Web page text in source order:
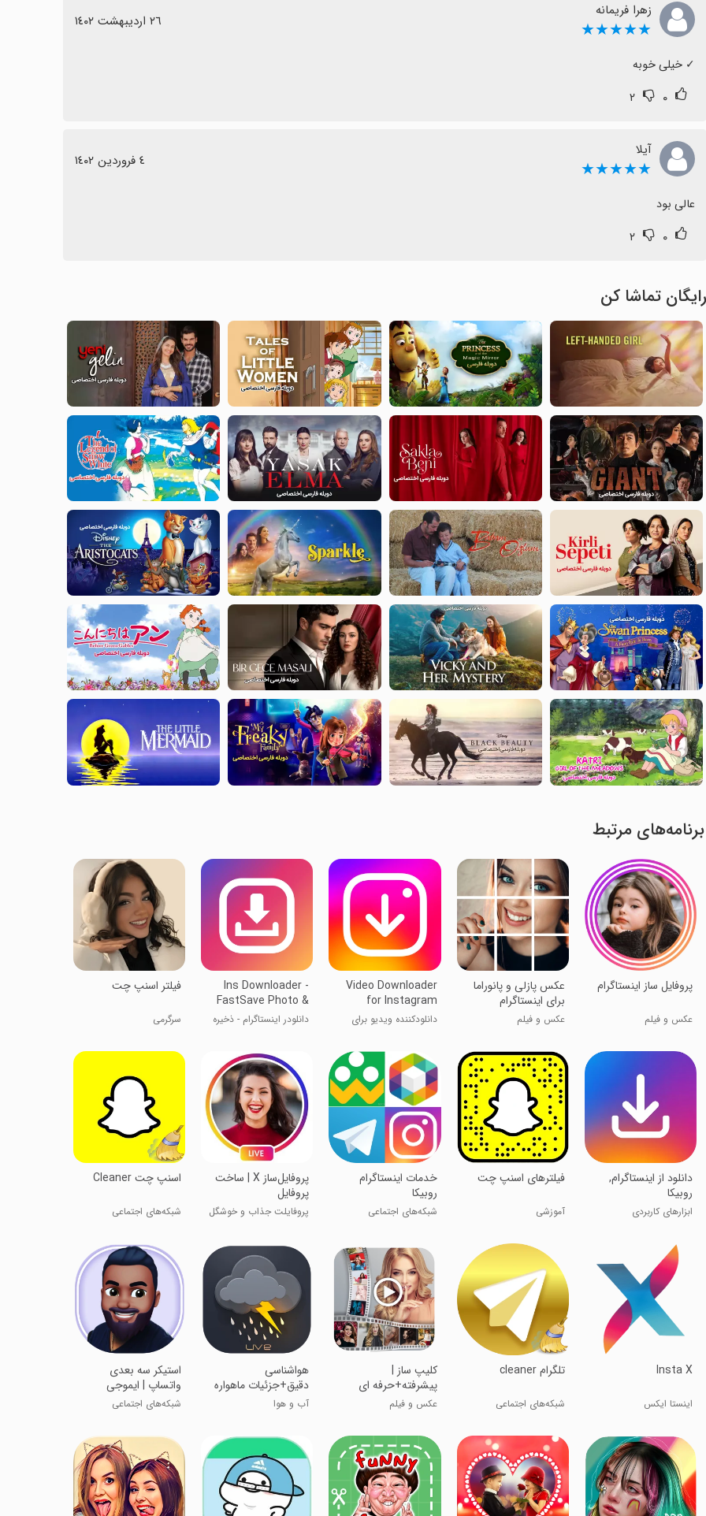
زهرا فریمانه
★★★★★ ٢٦ اردیبهشت ١٤٠٢
‏✓ خیلی خوبه
۰ ۲
آیلا
★★★★★ ٤ فروردین ١٤٠٢
عالی بود
۰ ۲
رایگان تماشا کن
برنامه‌های مرتبط
پروفایل ساز اینستاگرام
عکس و فیلم
عکس پازلی و پانوراما
برای اینستاگرام
عکس و فیلم
Video Downloader
for Instagram
دانلودکننده ویدیو برای
Ins Downloader -
FastSave Photo &
Video
دانلودر اینستاگرام - ذخیره
‏‏فیلتر اسنپ چت
سرگرمی
‏‏‏‏‏‏‏‏‏‏‏‏‏‏‏‏‏‏‏‏‏‏دانلود از اینستاگرام,
روبیکا
ابزارهای کاربردی
فیلترهای اسنپ چت
آموزشی
‏‏‏‏‏‏خدمات اینستاگرام
روبیکا
شبکه‌های اجتماعی
‏‏پروفایل‌ساز X | ساخت
پروفایل
پروفایلت جذاب و خوشگل
‏‏اسنپ چت Cleaner
شبکه‌های اجتماعی
Insta X
اینستا ایکس
‏تلگرام cleaner
شبکه‌های اجتماعی
کلیپ ساز |
پیشرفته+حرفه ای
جدید
عکس و فیلم
هواشناسی
دقیق+جزئیات ماهواره
ای
آب و هوا
استیکر سه بعدی
واتساپ | ایموجی
شبکه‌های اجتماعی